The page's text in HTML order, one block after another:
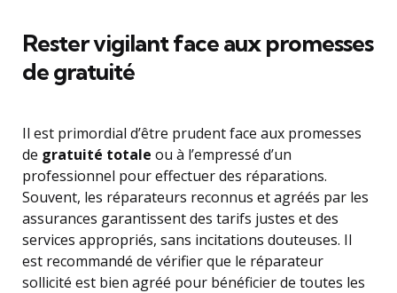
Rester vigilant face aux promesses
de gratuité
Il est primordial d’être prudent face aux promesses
de gratuité totale ou à l’empressé d’un
professionnel pour effectuer des réparations.
Souvent, les réparateurs reconnus et agréés par les
assurances garantissent des tarifs justes et des
services appropriés, sans incitations douteuses. Il
est recommandé de vérifier que le réparateur
sollicité est bien agréé pour bénéficier de toutes les